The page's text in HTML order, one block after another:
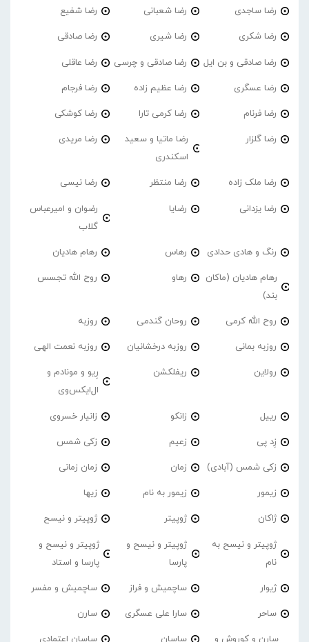
رضا ساجدی رضا شعبانی رضا شفیع
رضا شکری رضا شیری رضا صادقی
رضا صادقی و بن ایل رضا صادقی و چرسی رضا عاقلی
رضا عسگری رضا عظیم زاده رضا فرجام
رضا فرنام رضا کرمی تارا رضا کوشکی
رضا گلزار
رضا ماتیا و سعید
اسکندری
رضا مریدی
رضا ملک زاده رضا منتظر رضا نیسی
رضا یزدانی رضایا
رضوان و امیرعباس
گلاب
رنگ و هادی حدادی رهاس رهام هادیان
رهام هادیان (ماکان
بند)
رهاو روح الله تجسس
روح الله کرمی روحان گندمی روزبه
روزبه بمانی روزبه درخشانیان روزبه نعمت الهی
رولاین ریفلکشن
رِیو و مونادم و
ال‌ایکس‌وی
رییل زانکو زانیار خسروی
زِد پی زعیم زکی شمس
زکی شمس (آبادی) زمان زمان زمانی
زیمور زیمور به نام زیها
ژاکان ژوپیتر ژوپیتر و نیسح
ژوپیتر و نیسح به
نام
ژوپیتر و نیسح و
پارسا
ژوپیتر و نیسح و
پارسا و استاد
ژیوار ساچمیش و فراز ساچمیش و مفسر
ساحر سارا علی عسگری سارن
سارن و کوروش و ساسان ساسان اعتمادی